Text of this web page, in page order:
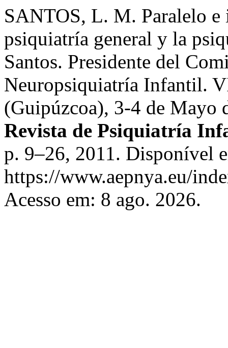
SANTOS, L. M. Paralelo
psiquiatría general y la
Santos. Presidente del
Neuropsiquiatría Infantil.
(Guipúzcoa), 3-4 de Mayo
Revista de Psiquiatría
p. 9–26, 2011. Disponível
https://www.aepnya.eu/
Acesso em: 8 ago. 2026.